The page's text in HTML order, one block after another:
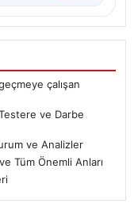
çalışan
ve Darbe
ve Analizler
Tüm Önemli Anları